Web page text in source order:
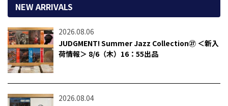
NEW ARRIVALS
2026.08.06
JUDGMENT! Summer Jazz Collection㉗ ＜新入
荷情報＞ 8/6（木）16：55出品
2026.08.04